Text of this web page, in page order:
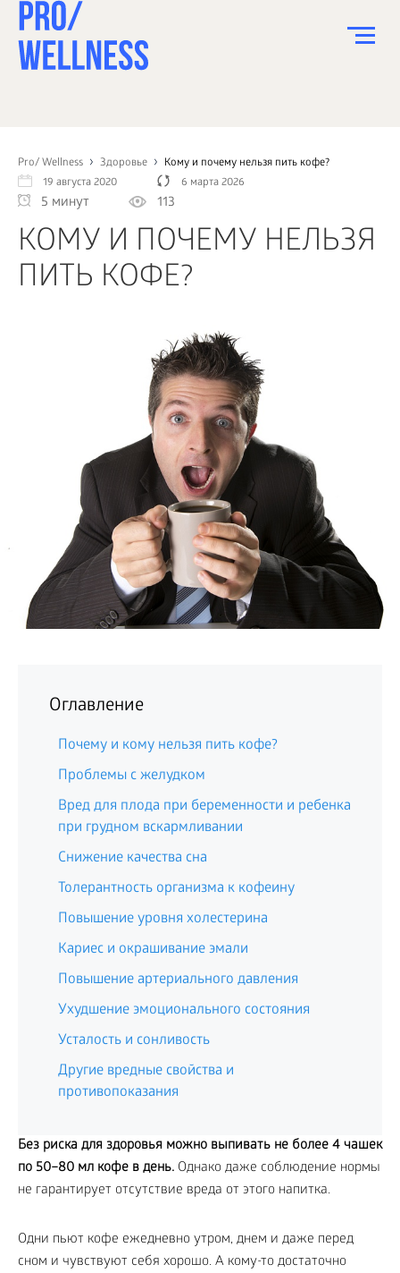
Pro/ Wellness Здоровье
Кому и почему нельзя пить кофе?
19 августа 2020
6 марта 2026
5 минут 113
КОМУ И ПОЧЕМУ НЕЛЬЗЯ
ПИТЬ КОФЕ?
Оглавление
Почему и кому нельзя пить кофе?
Проблемы с желудком
Вред для плода при беременности и ребенка
при грудном вскармливании
Снижение качества сна
Толерантность организма к кофеину
Повышение уровня холестерина
Кариес и окрашивание эмали
Повышение артериального давления
Ухудшение эмоционального состояния
Усталость и сонливость
Другие вредные свойства и
противопоказания
Без риска для здоровья можно выпивать не более 4 чашек
по 50–80 мл кофе в день. Однако даже соблюдение нормы
не гарантирует отсутствие вреда от этого напитка.
Одни пьют кофе ежедневно утром, днем и даже перед
сном и чувствуют себя хорошо. А кому-то достаточно
СПОРТ
ЗДОРОВЬЕ
КРАСОТА
ПСИХОЛОГИЯ